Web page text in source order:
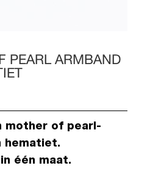
PEARL ARMBAND
mother of pearl-
hematiet.
één maat.